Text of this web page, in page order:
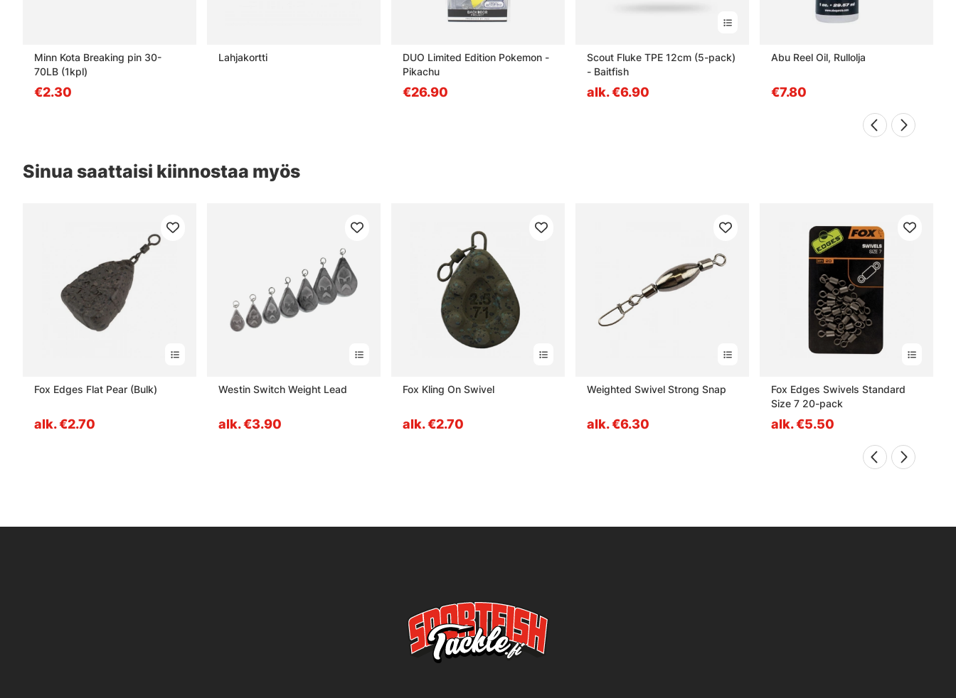
Minn Kota Breaking pin 30-
70LB (1kpl)
€2.30
Lahjakortti
DUO Limited Edition Pokemon -
Pikachu
€26.90
Scout Fluke TPE 12cm (5-pack)
- Baitfish
alk. €6.90
Abu Reel Oil, Rullolja
€7.80
Sinua saattaisi kiinnostaa myös
Fox Edges Flat Pear (Bulk)
alk. €2.70
Westin Switch Weight Lead
alk. €3.90
Fox Kling On Swivel
alk. €2.70
Weighted Swivel Strong Snap
alk. €6.30
Fox Edges Swivels Standard
Size 7 20-pack
alk. €5.50